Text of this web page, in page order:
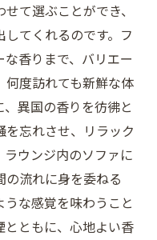
て選ぶことができ、
てくれるのです。フ
香りまで、バリエー
何度訪れても新鮮な体
異国の香りを彷彿と
忘れさせ、リラック
ウンジ内のソファに
流れに身を委ねる
な感覚を味わうこと
ともに、心地よい香